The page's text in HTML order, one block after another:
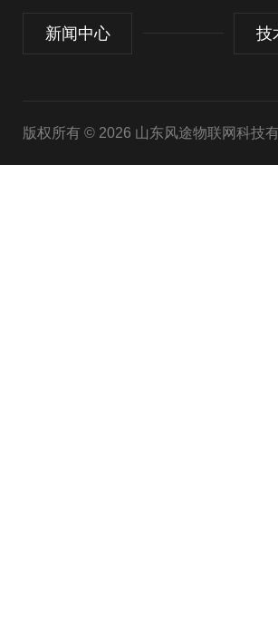
新闻中心 技
版权所有 © 2026 山东风途物联网科技